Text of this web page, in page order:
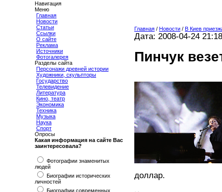
Навигация
Меню
Главная
Новости
Статьи
Ссылки
О сайте
Реклама
Источники
Фотогалерея
Разделы сайта
Персонажи древней истории
Художники, скульпторы
Государство
Телевидение
Литература
Кино, театр
Экономика
Техника
Музыка
Наука
Спорт
Опросы
Какая информация на сайте Вас
заинтересовала?
Фотографии знаменитых
людей
Биографии исторических
личностей
Биографии современных
Главная / Новости / В Киев
Дата: 2008-04-24 21:18
Пинчук
доллар.